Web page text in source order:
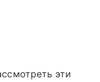
эти